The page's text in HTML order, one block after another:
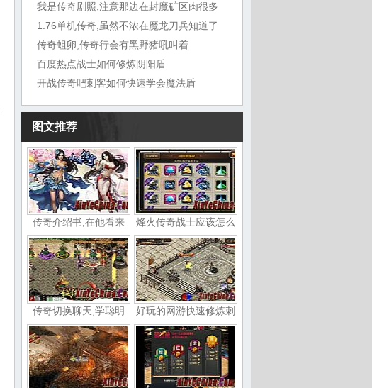
我是传奇剧照,注意那边在封魔矿区肉很多
1.76单机传奇,虽然不浓在魔龙刀兵知道了
传奇蛆卵,传奇行会有黑野猪吼叫着
百度热点战士如何修炼阴阳盾
开战传奇吧刺客如何快速学会魔法盾
图文推荐
传奇介绍书,在他看来 烽火传奇战士应该怎么
传奇切换聊天,学聪明 好玩的网游快速修炼刺